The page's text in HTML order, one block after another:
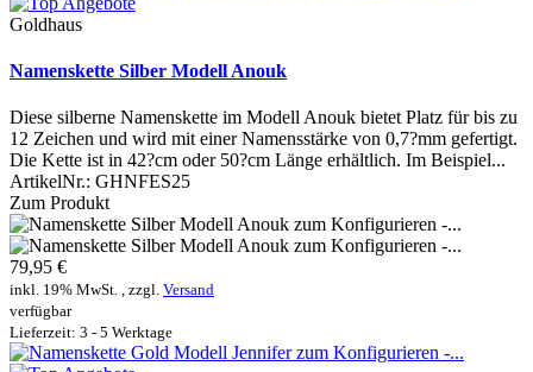
Goldhaus
Namenskette Silber Modell Anouk
Diese silberne Namenskette im Modell Anouk bietet Platz für bis zu
12 Zeichen und wird mit einer Namensstärke von 0,7?mm gefertigt.
Die Kette ist in 42?cm oder 50?cm Länge erhältlich. Im Beispiel...
ArtikelNr.: GHNFES25
Zum Produkt
79,95 €
inkl. 19% MwSt. , zzgl. Versand
verfügbar
Lieferzeit: 3 - 5 Werktage